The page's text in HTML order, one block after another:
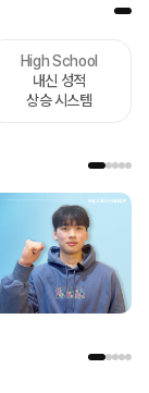
High School
내신 성적
상승 시스템